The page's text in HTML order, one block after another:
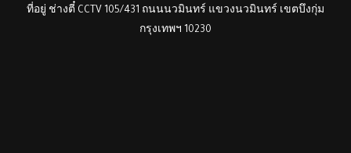
ที่อยู่ ช่างตี๋ CCTV 105/431 ถนนนวมินทร์ แขวงนวมินทร์ เขตบึงกุ่ม
กรุงเทพฯ 10230